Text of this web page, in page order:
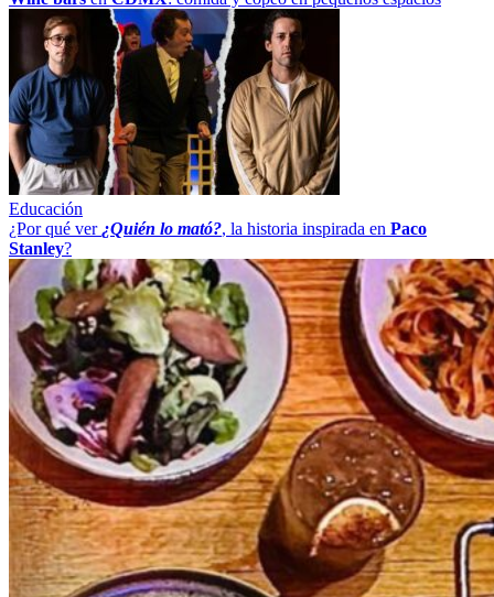
Educación
¿Por qué ver ¿Quién lo mató?, la historia inspirada en Paco
Stanley?